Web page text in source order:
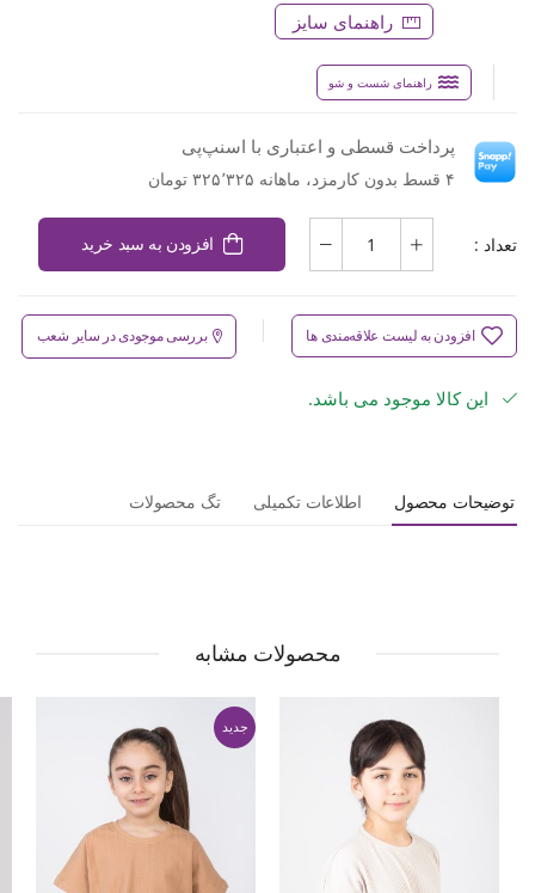
راهنمای سایز
راهنمای شست و شو
پرداخت قسطی و اعتباری با اسنپ‌پی
۴ قسط بدون کارمزد، ماهانه ۳۲۵٬۳۲۵ تومان
تعداد : افزودن به سبد خرید
افزودن به لیست علاقه‌مندی ها بررسی موجودی در سایر شعب
این کالا موجود می باشد.
توضیحات محصول اطلاعات تکمیلی تگ محصولات
محصولات مشابه
جدید